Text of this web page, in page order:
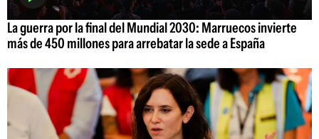
La guerra por la final del Mundial 2030: Marruecos invierte
más de 450 millones para arrebatar la sede a España